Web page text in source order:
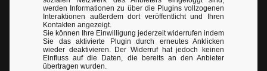
werden Informationen zu über die Plugins vollzogenen
Interaktionen außerdem dort veröffentlicht und Ihren
Kontakten angezeigt.
Sie können Ihre Einwilligung jederzeit widerrufen indem
Sie das aktivierte Plugin durch erneutes Anklicken
wieder deaktivieren. Der Widerruf hat jedoch keinen
Einfluss auf die Daten, die bereits an den Anbieter
übertragen wurden.